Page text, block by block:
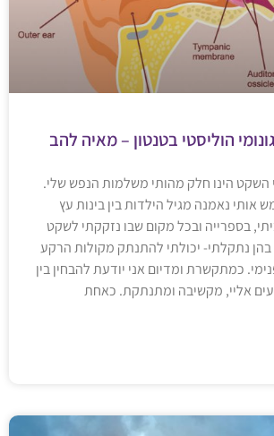
הוליסטי בטנטון – מאיה להב
השקט הינו חלק מהותי משלמות הנפש שלי.
נאמנה מגיל הילדות בין בינות עץ
בספרייה ובכל מקום שבו נזקקתי לשקט
נתקלתי- יכולתי להתנתק מקולות הרקע
כמתקשרת ומדיום אני יודעת להבחין בין
אליי, מקשיבה ומתנתקת. כאחת